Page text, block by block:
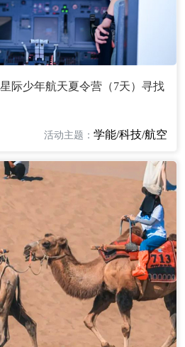
星际少年航天夏令营（7天）寻找
活动主题： 学能/科技/航空